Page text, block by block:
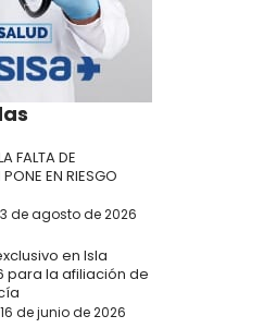
FALTA DE
EN RIESGO
de agosto de 2026
en Isla
para la afiliación de
de junio de 2026